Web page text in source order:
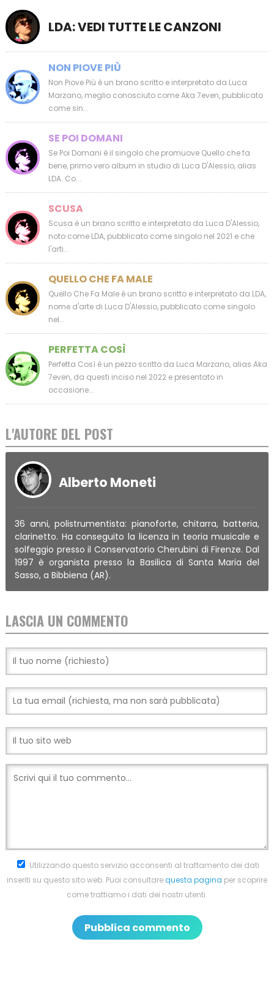
LDA: VEDI TUTTE LE CANZONI
NON PIOVE PIÙ
Non Piove Più è un brano scritto e interpretato da Luca
Marzano, meglio conosciuto come Aka 7even, pubblicato
come sin...
SE POI DOMANI
Se Poi Domani è il singolo che promuove Quello che fa
bene, primo vero album in studio di Luca D'Alessio, alias
LDA. Co...
SCUSA
Scusa è un brano scritto e interpretato da Luca D'Alessio,
noto come LDA, pubblicato come singolo nel 2021 e che
l'arti...
QUELLO CHE FA MALE
Quello Che Fa Male è un brano scritto e interpretato da LDA,
nome d'arte di Luca D'Alessio, pubblicato come singolo
nel...
PERFETTA COSÌ
Perfetta Così è un pezzo scritto da Luca Marzano, alias Aka
7even, da questi inciso nel 2022 e presentato in
occasione...
L'AUTORE DEL POST
Alberto Moneti
36 anni, polistrumentista: pianoforte, chitarra, batteria,
clarinetto. Ha conseguito la licenza in teoria musicale e
solfeggio presso il Conservatorio Cherubini di Firenze. Dal
1997 è organista presso la Basilica di Santa Maria del
Sasso, a Bibbiena (AR).
LASCIA UN COMMENTO
Utilizzando questo servizio acconsenti al trattamento dei dati
inseriti su questo sito web. Puoi consultarequesta pagina per scoprire
come trattiamo i dati dei nostri utenti.